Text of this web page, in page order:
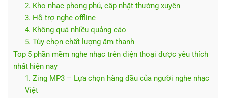
2. Kho nhạc phong phú, cập nhật thường xuyên
3. Hỗ trợ nghe offline
4. Không quá nhiều quảng cáo
5. Tùy chọn chất lượng âm thanh
Top 5 phần mềm nghe nhạc trên điện thoại được yêu thích
nhất hiện nay
1. Zing MP3 – Lựa chọn hàng đầu của người nghe nhạc
Việt